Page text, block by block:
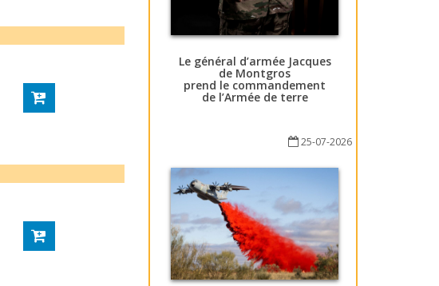
Le général d’armée Jacques
de Montgros
prend le commandement
de l’Armée de terre
25-07-2026